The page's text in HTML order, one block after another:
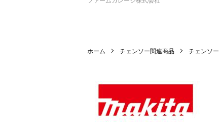
ホーム チェンソー関連商品 チェンソー